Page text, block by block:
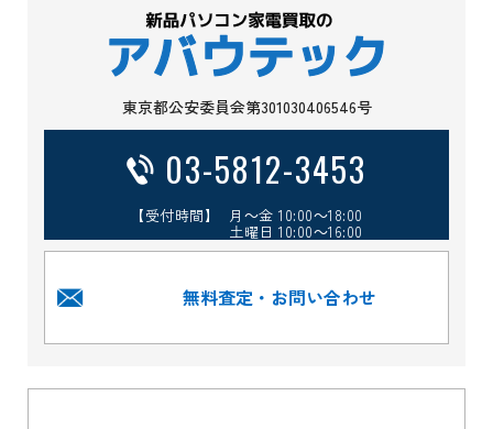
東京都公安委員会第301030406546号
03-5812-3453
【受付時間】 月～金 10:00～18:00
土曜日 10:00～16:00
無料査定・お問い合わせ